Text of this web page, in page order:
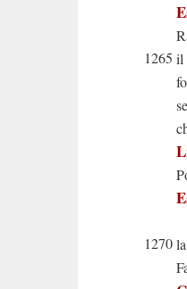
1265 il
1270